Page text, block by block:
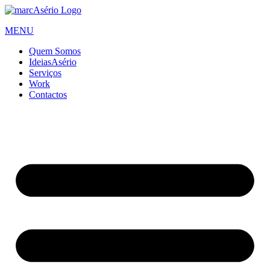
Skip
content
MENU
Quem Somos
IdeiasAsério
Serviços
Work
Contactos